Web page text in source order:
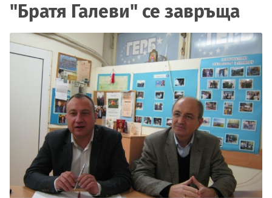
"Братя Галеви" се завръща